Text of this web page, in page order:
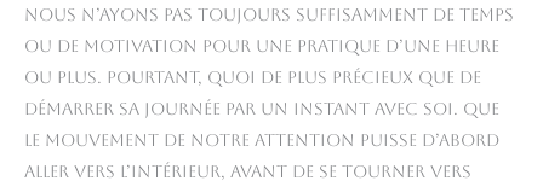
Nous n’ayons pas toujours suffisamment de temps
ou de motivation pour une pratique d’une heure
ou plus. Pourtant, quoi de plus précieux que de
démarrer sa journée par un instant avec soi. Que
le mouvement de notre attention puisse d’abord
aller vers l’intérieur, avant de se tourner vers